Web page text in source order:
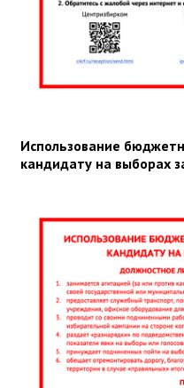
Использование
кандидату на выборах